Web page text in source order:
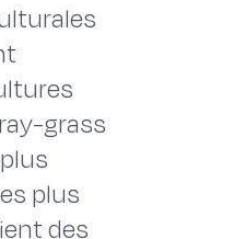
grass
plus
des